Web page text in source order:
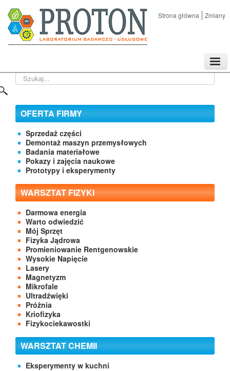
Strona główna Zmiany
Kontakt
Szukaj...
OFERTA FIRMY
Sprzedaż części
Demontaż maszyn przemysłowych
Badania materiałowe
Pokazy i zajęcia naukowe
Prototypy i eksperymenty
WARSZTAT FIZYKI
Darmowa energia
Warto odwiedzić
Mój Sprzęt
Fizyka Jądrowa
Promieniowanie Rentgenowskie
Wysokie Napięcie
Lasery
Magnetyzm
Mikrofale
Ultradźwięki
Próżnia
Kriofizyka
Fizykociekawostki
WARSZTAT CHEMII
Eksperymenty w kuchni